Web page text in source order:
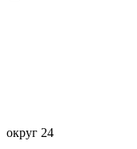
округ 24